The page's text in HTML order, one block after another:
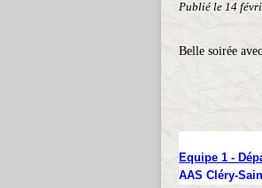
Publié le 14
Belle soirée
Equipe 1 -
AAS Cléry-